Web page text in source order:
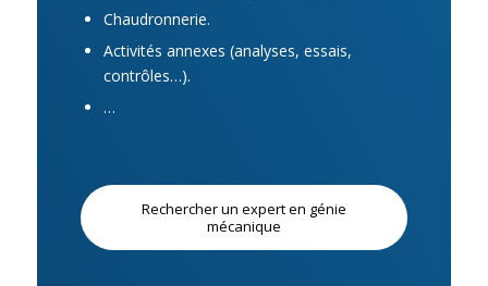
Chaudronnerie.
Activités annexes (analyses, essais,
contrôles…).
…
Rechercher un expert en génie
mécanique